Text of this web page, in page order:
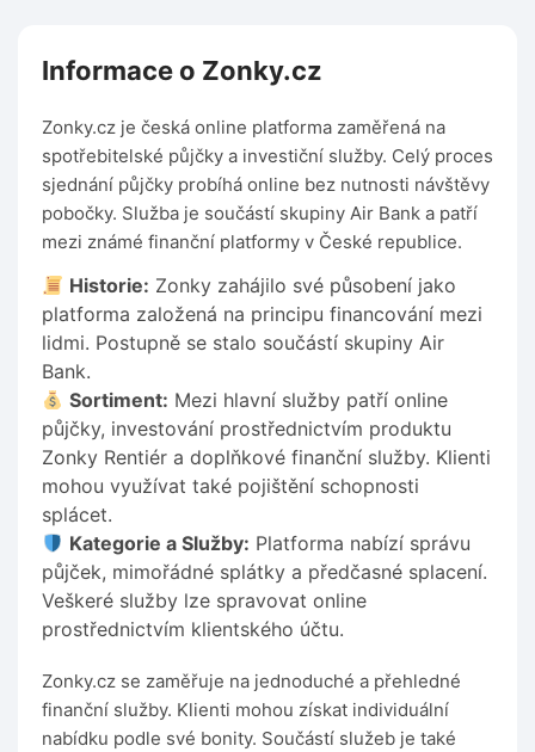
Informace o Zonky.cz
Zonky.cz je česká online platforma zaměřená na
spotřebitelské půjčky a investiční služby. Celý proces
sjednání půjčky probíhá online bez nutnosti návštěvy
pobočky. Služba je součástí skupiny Air Bank a patří
mezi známé finanční platformy v České republice.
Historie: Zonky zahájilo své působení jako
platforma založená na principu financování mezi
lidmi. Postupně se stalo součástí skupiny Air
Bank.
Sortiment: Mezi hlavní služby patří online
půjčky, investování prostřednictvím produktu
Zonky Rentiér a doplňkové finanční služby. Klienti
mohou využívat také pojištění schopnosti
splácet.
Kategorie a Služby: Platforma nabízí správu
půjček, mimořádné splátky a předčasné splacení.
Veškeré služby lze spravovat online
prostřednictvím klientského účtu.
Zonky.cz se zaměřuje na jednoduché a přehledné
finanční služby. Klienti mohou získat individuální
nabídku podle své bonity. Součástí služeb je také